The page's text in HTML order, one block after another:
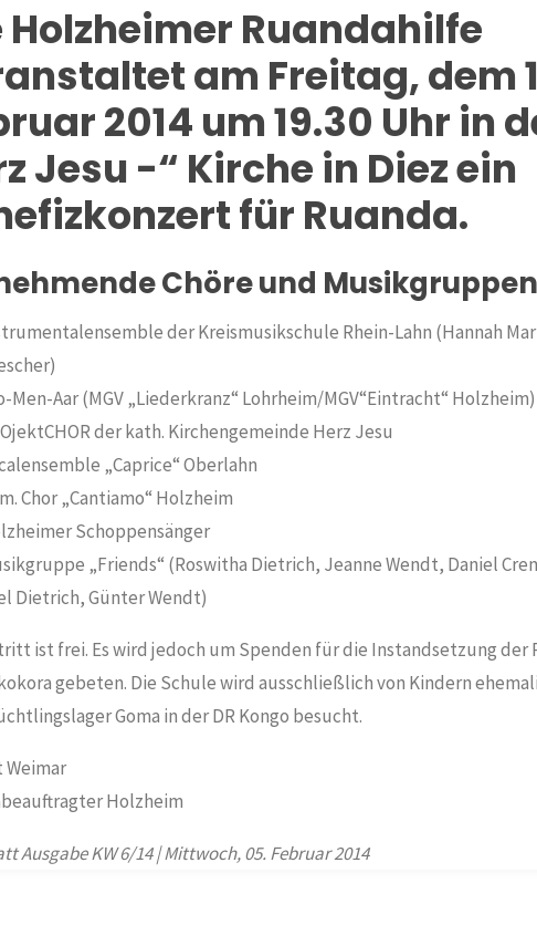
Holzheimer Ruandahilfe
am Freitag, dem
2014 um 19.30 Uhr in
Jesu -“ Kirche in Diez ein
für Ruanda.
Chöre und
der Kreismusikschule Rhein-Lahn (Hannah
Men-Aar (MGV „Liederkranz“ Lohrheim/MGV“Eintracht“ Holzheim)
der kath. Kirchengemeinde Herz Jesu
„Caprice“ Oberlahn
Chor „Cantiamo“ Holzheim
Schoppensänger
„Friends“ (Roswitha Dietrich, Jeanne Wendt, Daniel
Dietrich, Günter Wendt)
ist frei. Es wird jedoch um Spenden für die Instandsetzung der
gebeten. Die Schule wird ausschließlich von Kindern
Goma in der DR Kongo besucht.
Holzheim
Ausgabe KW 6/14 | Mittwoch, 05. Februar 2014